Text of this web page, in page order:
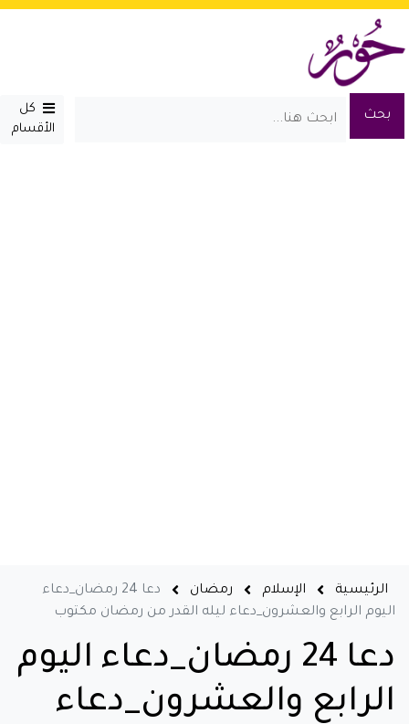
كل
الأقسام
الرئيسية الإسلام رمضان
دعا 24 رمضان_دعاء
اليوم الرابع والعشرون_دعاء ليله القدر من رمضان مكتوب
دعا 24 رمضان_دعاء اليوم
الرابع والعشرون_دعاء